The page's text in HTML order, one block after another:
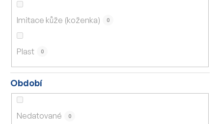
Imitace kůže (koženka) 0
Plast 0
Období
Nedatované 0